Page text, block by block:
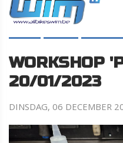
WORKSHOP
20/01/2023
DINSDAG, 06 DECEMBER